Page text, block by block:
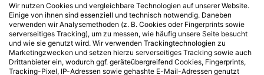
Wir nutzen Cookies und vergleichbare Technologien auf unserer Website.
Einige von ihnen sind essenziell und technisch notwendig. Daneben
verwenden wir Analysemethoden (z. B. Cookies oder Fingerprints sowie
serverseitiges Tracking), um zu messen, wie häufig unsere Seite besucht
und wie sie genutzt wird. Wir verwenden Trackingtechnologien zu
Marketingzwecken und setzen hierzu serverseitiges Tracking sowie auch
Drittanbieter ein, wodurch ggf. geräteübergreifend Cookies, Fingerprints,
Tracking-Pixel, IP-Adressen sowie gehashte E-Mail-Adressen genutzt